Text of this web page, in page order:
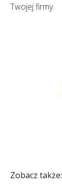
Twojej firmy.
Zobacz także: